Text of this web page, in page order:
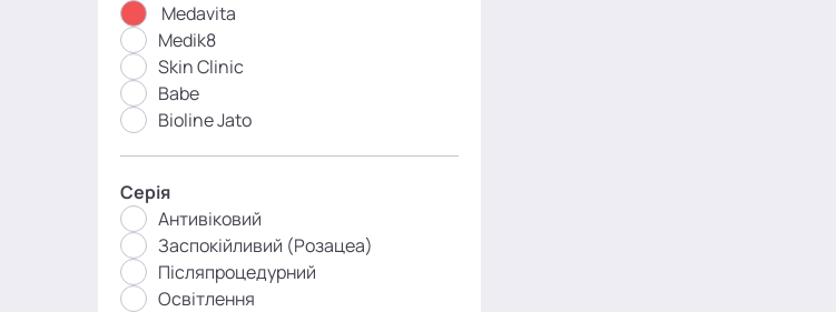
Medavita
Medik8
Skin Clinic
Babe
Bioline Jato
Серія
Антивіковий
Заспокійливий (Розацеа)
Післяпроцедурний
Освітлення